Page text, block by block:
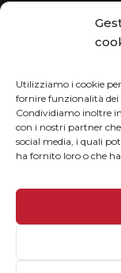
Utilizziamo i cookie
fornire funzionalità dei
Condividiamo inoltre
con i nostri partner
social media, i quali
ha fornito loro o che
friendly:
digitale
©